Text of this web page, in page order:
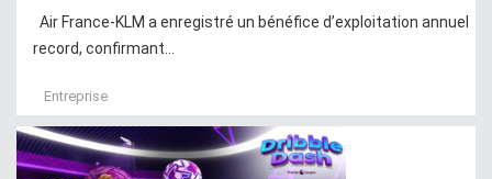
Air France-KLM a enregistré un bénéfice d’exploitation annuel
record, confirmant...
Entreprise